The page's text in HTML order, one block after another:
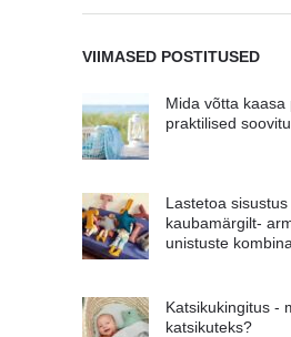
VIIMASED POSTITUSED
Mida võtta kaasa
praktilised
Lastetoa
kaubamärgilt-
unistuste
Katsikukingitus -
katsikuteks?